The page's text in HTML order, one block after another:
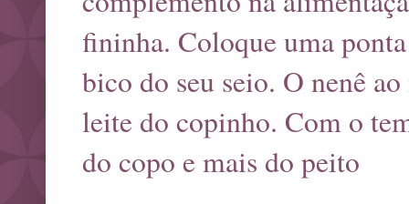
fininha. Coloque uma
bico do seu seio. O nenê
leite do copinho. Com o
do copo e mais do peito